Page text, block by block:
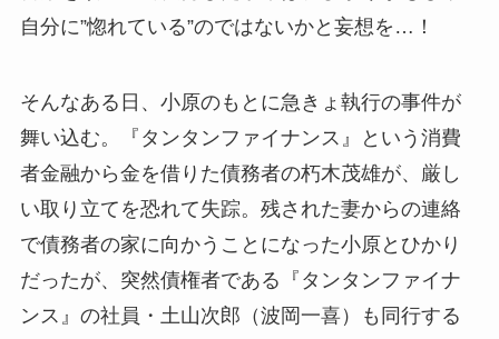
自分に”惚れている”のではないかと妄想を…！
そんなある日、小原のもとに急きょ執行の事件が
舞い込む。『タンタンファイナンス』という消費
者金融から金を借りた債務者の朽木茂雄が、厳し
い取り立てを恐れて失踪。残された妻からの連絡
で債務者の家に向かうことになった小原とひかり
だったが、突然債権者である『タンタンファイナ
ンス』の社員・土山次郎（波岡一喜）も同行する